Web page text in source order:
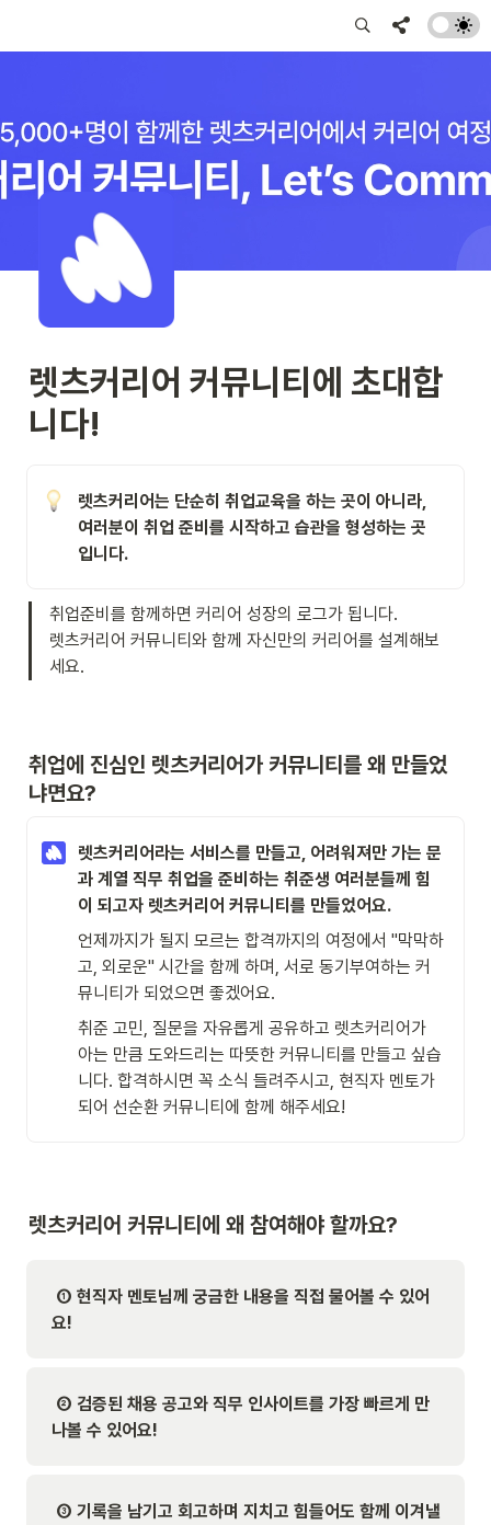
렛츠커리어 커뮤니티에 초대합
니다!
렛츠커리어는 단순히 취업교육을 하는 곳이 아니라,
여러분이 취업 준비를 시작하고 습관을 형성하는 곳
입니다.
취업준비를 함께하면 커리어 성장의 로그가 됩니다.
렛츠커리어 커뮤니티와 함께 자신만의 커리어를 설계해보
세요.
취업에 진심인 렛츠커리어가 커뮤니티를 왜 만들었
냐면요?
렛츠커리어라는 서비스를 만들고, 어려워져만 가는 문
과 계열 직무 취업을 준비하는 취준생 여러분들께 힘
이 되고자 렛츠커리어 커뮤니티를 만들었어요.
언제까지가 될지 모르는 합격까지의 여정에서 "막막하
고, 외로운" 시간을 함께 하며, 서로 동기부여하는 커
뮤니티가 되었으면 좋겠어요.
취준 고민, 질문을 자유롭게 공유하고 렛츠커리어가
아는 만큼 도와드리는 따뜻한 커뮤니티를 만들고 싶습
니다. 합격하시면 꼭 소식 들려주시고, 현직자 멘토가
되어 선순환 커뮤니티에 함께 해주세요!
렛츠커리어 커뮤니티에 왜 참여해야 할까요?
① 현직자 멘토님께 궁금한 내용을 직접 물어볼 수 있어
요!
② 검증된 채용 공고와 직무 인사이트를 가장 빠르게 만
나볼 수 있어요!